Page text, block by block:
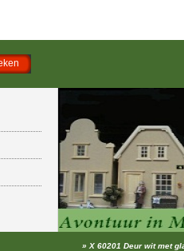
» X 60201 Deur wit met